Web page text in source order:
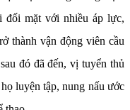
đối mặt với nhiều áp lực,
thành vận động viên cầu
đó đã đến, vị tuyển thủ
luyện tập, nung nấu ước